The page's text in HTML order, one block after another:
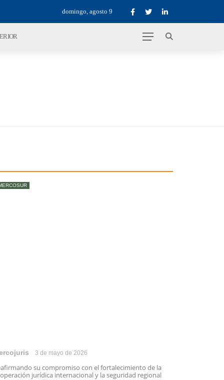
domingo, agosto 9
3 de mayo de 2026
su compromiso con el fortalecimiento de la
jurídica internacional y la seguridad regional